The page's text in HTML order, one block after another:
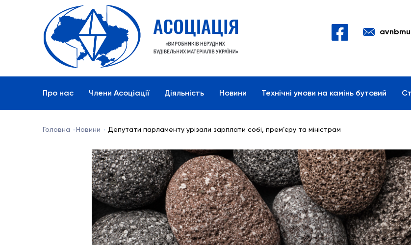
Про нас Члени Асоціації Діяльність Новини Технічні умови на камінь бутовий
Головна Новини Депутати парламенту урізали зарплати собі, прем’єру та міністрам